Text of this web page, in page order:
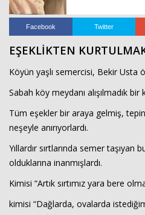
Facebook Twitter
EŞEKLİKTEN
Köyün yaşlı semercisi, Bekir Usta
Sabah köy meydanı alışılmadık
Tüm eşekler bir araya gelmiş,
neşeyle anırıyorlardı.
Yıllardır sırtlarında semer taşıyan
olduklarına inanmışlardı.
Kimisi “Artık sırtımız yara bere
kimisi “Dağlarda, ovalarda